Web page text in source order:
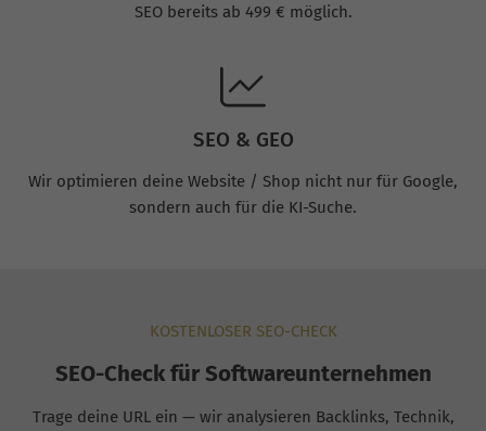
SEO bereits ab 499 € möglich.
SEO & GEO
Wir optimieren deine Website / Shop nicht nur für Google,
sondern auch für die KI-Suche.
KOSTENLOSER SEO-CHECK
SEO-Check für Softwareunternehmen
Trage deine URL ein — wir analysieren Backlinks, Technik,